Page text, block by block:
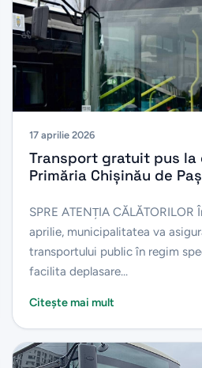
17 aprilie 2026
Transport gratuit pus
Primăria Chișinău de
SPRE ATENŢIA CĂLĂTORILOR
aprilie, municipalitatea va
transportului public în regim
facilita deplasare...
Citește mai mult